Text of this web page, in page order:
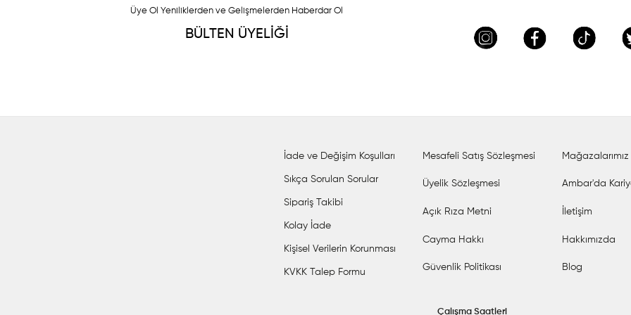
Üye Ol Yeniliklerden ve Gelişmelerden Haberdar Ol
BÜLTEN ÜYELİĞİ
İade ve Değişim Koşulları
Sıkça Sorulan Sorular
Sipariş Takibi
Kolay İade
Kişisel Verilerin Korunması
KVKK Talep Formu
Mesafeli Satış Sözleşmesi
Üyelik Sözleşmesi
Açık Rıza Metni
Cayma Hakkı
Güvenlik Politikası
Mağazalarımız
Ambar'da
İletişim
Hakkımızda
Blog
Çalışma Saatleri